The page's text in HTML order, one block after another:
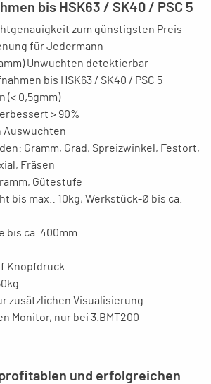
bis HSK63 / SK40 / PSC 5
zum günstigsten Preis
für Jedermann
Unwuchten detektierbar
bis HSK63 / SK40 / PSC 5
(< 0,5gmm)
> 90%
Auswuchten
Gramm, Grad, Spreizwinkel, Festort,
Fräsen
Gütestufe
bis max.: 10kg, Werkstück-Ø bis ca.
bis ca. 400mm
Knopfdruck
zusätzlichen Visualisierung
Monitor, nur bei 3.BMT200-
und erfolgreichen